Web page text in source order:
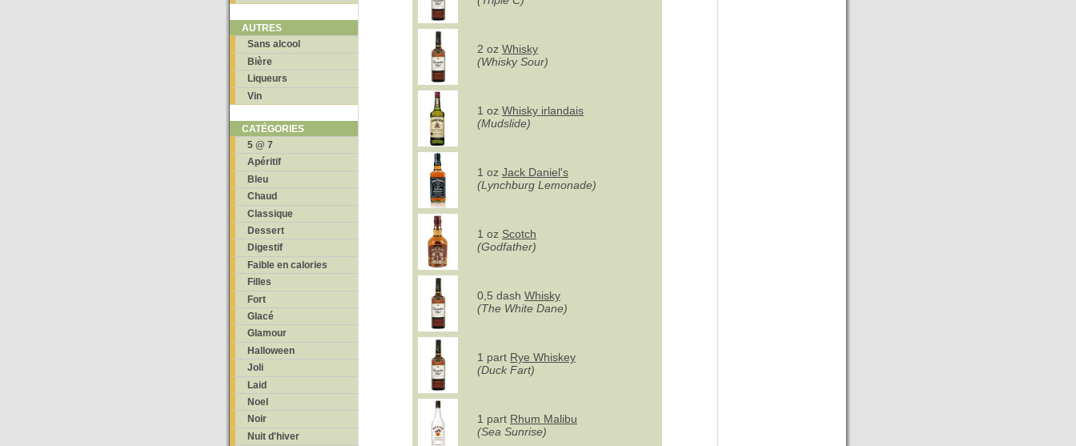
AUTRES
Sans alcool
Bière
Liqueurs
Vin
CATÉGORIES
5 @ 7
Apéritif
Bleu
Chaud
Classique
Dessert
Digestif
Faible en calories
Filles
Fort
Glacé
Glamour
Halloween
Joli
Laid
Noel
Noir
Nuit d'hiver
2 oz Whisky
(Whisky Sour)
1 oz Whisky irlandais
(Mudslide)
1 oz Jack Daniel's
(Lynchburg Lemonade)
1 oz Scotch
(Godfather)
0,5 dash Whisky
(The White Dane)
1 part Rye Whiskey
(Duck Fart)
1 part Rhum Malibu
(Sea Sunrise)